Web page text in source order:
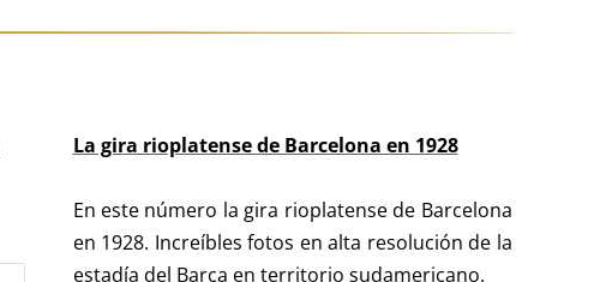
La gira rioplatense de Barcelona en 1928
En este número la gira rioplatense de Barcelona
en 1928. Increíbles fotos en alta resolución de la
estadía del Barça en territorio sudamericano.